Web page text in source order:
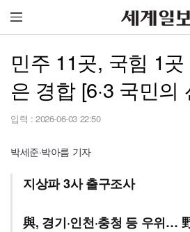
민주 11곳, 국힘 1
은 경합 [6·3 국민의
입력 : 2026-06-03 22:50
박세준·박아름 기자
지상파 3사 출구조사
與, 경기·인천·충청 등 우위…